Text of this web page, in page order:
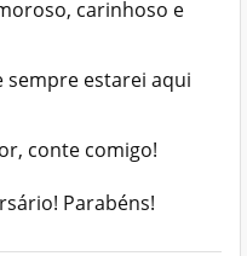
carinhoso e
sempre estarei aqui
conte comigo!
Parabéns!